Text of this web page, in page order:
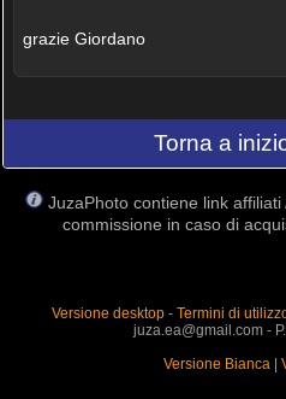
grazie Giordano
Torna a
JuzaPhoto contiene link
commissione in caso di
Versione desktop- Termini di
juza.ea@gmail.com -
Versione Bianca